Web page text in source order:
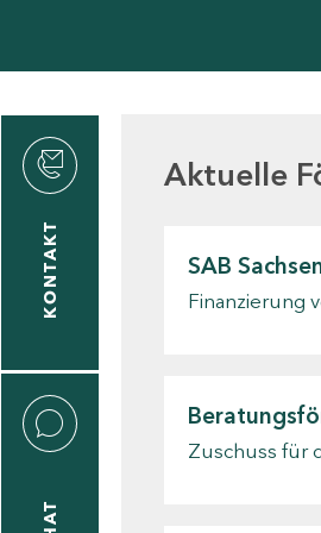
KONTAKT
Aktuelle
SAB
Finanzierung
Zuschuss für